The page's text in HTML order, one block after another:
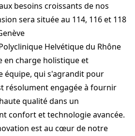
besoins croissants de nos
sera située au 114, 116 et 118
Helvétique du Rhône
en charge holistique et
équipe, qui s'agrandit pour
résolument engagée à fournir
qualité dans un
confort et technologie avancée.
est au cœur de notre